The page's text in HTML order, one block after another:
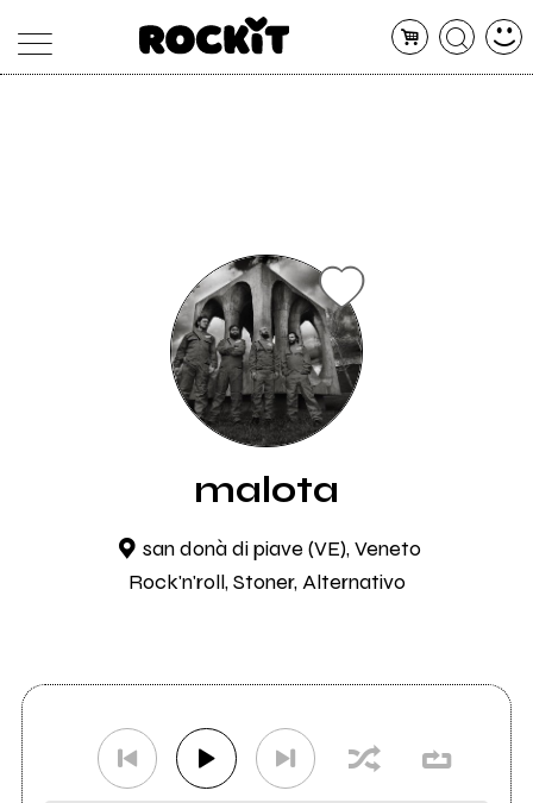
malota
san donà di piave (VE), Veneto
Rock'n'roll, Stoner, Alternativo